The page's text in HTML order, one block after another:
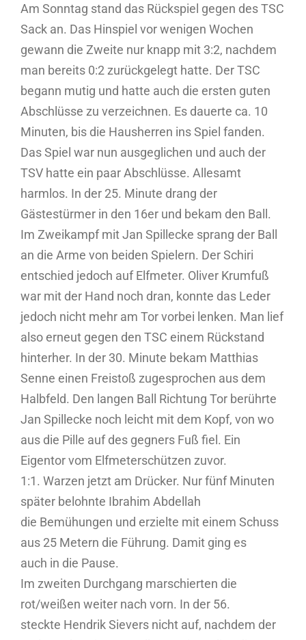
Am Sonntag stand das Rückspiel gegen des TSC
Sack an. Das Hinspiel vor wenigen Wochen
gewann die Zweite nur knapp mit 3:2, nachdem
man bereits 0:2 zurückgelegt hatte. Der TSC
begann mutig und hatte auch die ersten guten
Abschlüsse zu verzeichnen. Es dauerte ca. 10
Minuten, bis die Hausherren ins Spiel fanden.
Das Spiel war nun ausgeglichen und auch der
TSV hatte ein paar Abschlüsse. Allesamt
harmlos. In der 25. Minute drang der
Gästestürmer in den 16er und bekam den Ball.
Im Zweikampf mit Jan Spillecke sprang der Ball
an die Arme von beiden Spielern. Der Schiri
entschied jedoch auf Elfmeter. Oliver Krumfuß
war mit der Hand noch dran, konnte das Leder
jedoch nicht mehr am Tor vorbei lenken. Man lief
also erneut gegen den TSC einem Rückstand
hinterher. In der 30. Minute bekam Matthias
Senne einen Freistoß zugesprochen aus dem
Halbfeld. Den langen Ball Richtung Tor berührte
Jan Spillecke noch leicht mit dem Kopf, von wo
aus die Pille auf des gegners Fuß fiel. Ein
Eigentor vom Elfmeterschützen zuvor.
1:1. Warzen jetzt am Drücker. Nur fünf Minuten
später belohnte Ibrahim Abdellah
die Bemühungen und erzielte mit einem Schuss
aus 25 Metern die Führung. Damit ging es
auch in die Pause.
Im zweiten Durchgang marschierten die
rot/weißen weiter nach vorn. In der 56.
steckte Hendrik Sievers nicht auf, nachdem der